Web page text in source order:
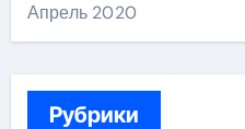
Апрель 2020
Рубрики